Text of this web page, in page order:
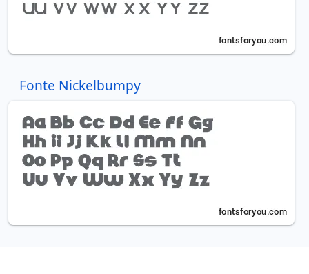
Fonte Nickelbumpy